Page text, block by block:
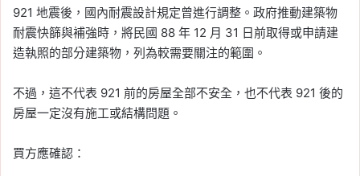
921 地震後，國內耐震設計規定曾進行調整。政府推動建築物
耐震快篩與補強時，將民國 88 年 12 月 31 日前取得或申請建
造執照的部分建築物，列為較需要關注的範圍。
不過，這不代表 921 前的房屋全部不安全，也不代表 921 後的
房屋一定沒有施工或結構問題。
買方應確認：